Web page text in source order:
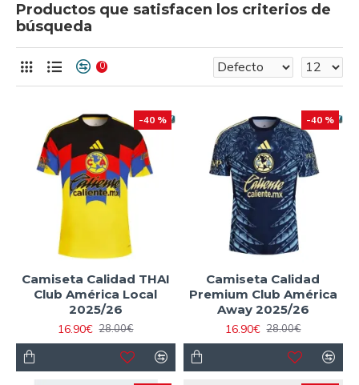
Productos que satisfacen los criterios de
búsqueda
0
-40 %
Camiseta Calidad THAI
Club América Local
2025/26
16.90€ 28.00€
-40 %
Camiseta Calidad
Premium Club América
Away 2025/26
16.90€ 28.00€